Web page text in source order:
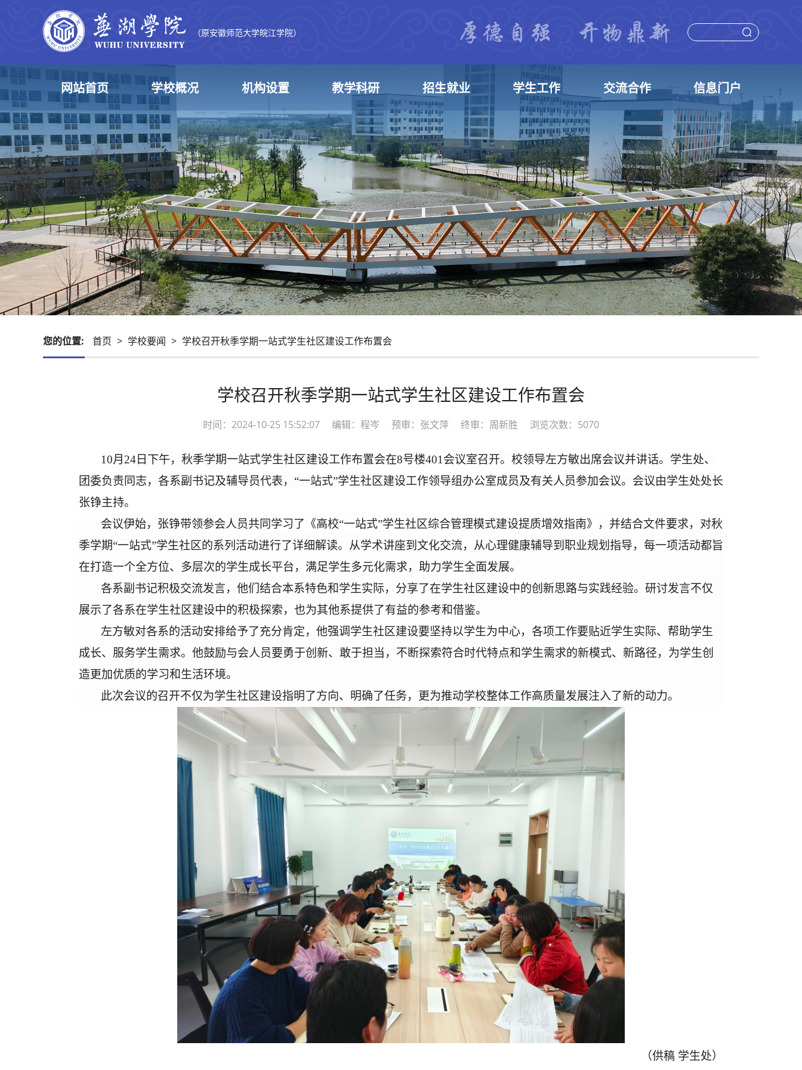
（原安徽师范大学皖江学院）
网站首页 学校概况 机构设置 教学科研 招生就业 学生工作 交流合作 信息门户
您的位置: 首页 > 学校要闻 > 学校召开秋季学期一站式学生社区建设工作布置会
学校召开秋季学期一站式学生社区建设工作布置会
时间：2024-10-25 15:52:07 编辑：程岑 预审：张文萍 终审：周新胜 浏览次数：5070
10月24日 下午， 秋季学期一站式学生社区建设工作布置会在8号楼401会议室召开。校领导左方敏出席会议并讲话。 学生处、
团委负责同志， 各系副书记及辅导员代表， “一站式”学生社区建设工作领导组办公室成员及有关人员参加会议。 会议由学生处处长
张铮主持。
会议伊始， 张铮带领参会人员共同学习了《高校“一站式”学生社区综合管理模式建设提质增效指南》，并结合文件要求， 对秋
季学期“一站式”学生社区的系列活动进行了详细解读。从学术讲座到文化交流，从心理健康辅导到职业规划指导，每一项活动都旨
在打造一个全方位、多层次的学生成长平台，满足学生多元化需求，助力学生全面发展。
各系副书记积极交流发言，他们结合本系特色和学生实际，分享了在学生社区建设中的创新思路与实践经验。 研讨发言不仅
展示了各系在学生社区建设中的积极探索，也为其他系提供了有益的参考和借鉴。
左方敏对各系的活动安排给予了充分肯定， 他强调学生社区建设要坚持以学生为中心，各项工作要贴近学生实际、帮助学生
成长、服务学生需求。他鼓励与会人员要勇于创新、敢于担当，不断探索符合时代特点和学生需求的新模式、新路径，为学生创
造更加优质的学习和生活环境。
此次会议的召开不仅为学生社区建设指明了方向、明确了任务，更为推动学校整体工作高质量发展注入了新的动力。
（供稿 学生处）